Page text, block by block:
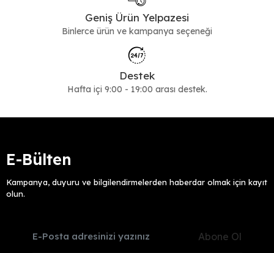
Geniş Ürün Yelpazesi
Binlerce ürün ve kampanya seçeneği
Destek
Hafta içi 9:00 - 19:00 arası destek.
E-Bülten
Kampanya, duyuru ve bilgilendirmelerden haberdar olmak için kayıt
olun.
Abone Ol